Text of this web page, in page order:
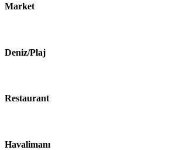
Market
Deniz/Plaj
Restaurant
Havalimanı